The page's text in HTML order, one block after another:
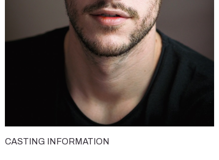
CASTING INFORMATION